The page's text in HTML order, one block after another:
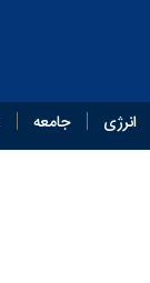
انرژی جامعه